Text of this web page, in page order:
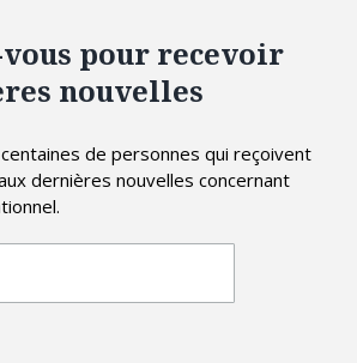
pour recevoir
nouvelles
de personnes qui reçoivent
dernières nouvelles concernant